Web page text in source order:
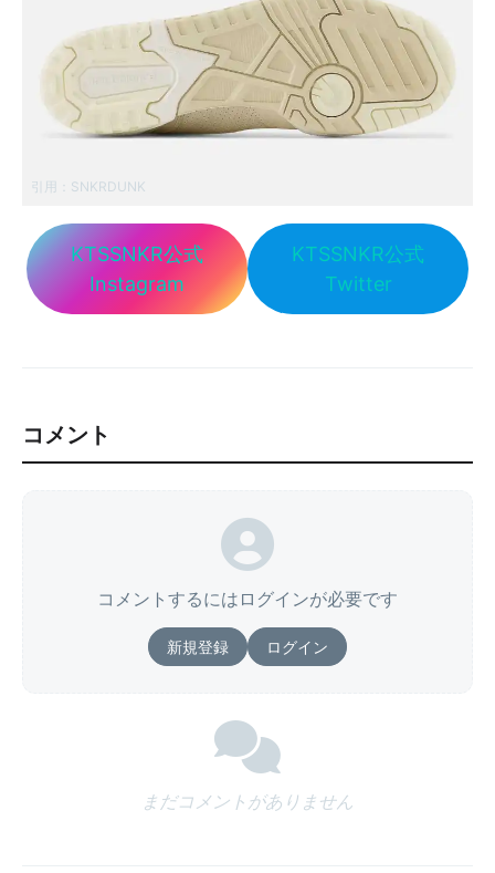
引用： SNKRDUNK
KTSSNKR公式
Instagram
KTSSNKR公式
Twitter
コメント
コメントするにはログインが必要です
新規登録 ログイン
まだコメントがありません